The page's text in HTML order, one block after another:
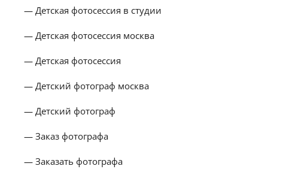
Детская фотосессия в студии
Детская фотосессия москва
Детская фотосессия
Детский фотограф москва
Детский фотограф
Заказ фотографа
Заказать фотографа